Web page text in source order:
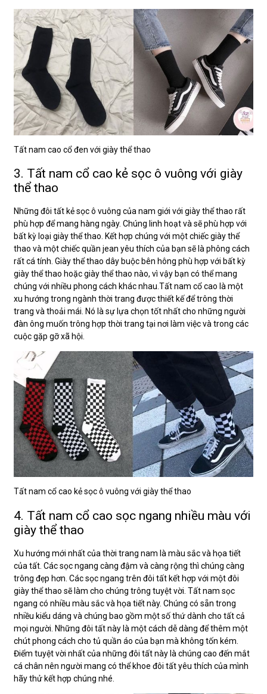
Tất nam cao cổ đen với giày thể thao
3. Tất nam cổ cao kẻ sọc ô vuông với giày
thể thao
Những đôi tất kẻ sọc ô vuông của nam giới với giày thể thao rất
phù hợp để mang hàng ngày. Chúng linh hoạt và sẽ phù hợp với
bất kỳ loại giày thể thao. Kết hợp chúng với một chiếc giày thể
thao và một chiếc quần jean yêu thích của bạn sẽ là phông cách
rất cá tính. Giày thể thao dây buộc bên hông phù hợp với bất kỳ
giày thể thao hoặc giày thể thao nào, vì vậy bạn có thể mang
chúng với nhiều phong cách khác nhau.Tất nam cổ cao là một
xu hướng trong ngành thời trang được thiết kế để trông thời
trang và thoải mái. Nó là sự lựa chọn tốt nhất cho những người
đàn ông muốn trông hợp thời trang tại nơi làm việc và trong các
cuộc gặp gỡ xã hội.
Tất nam cổ cao kẻ sọc ô vuông với giày thể thao
4. Tất nam cổ cao sọc ngang nhiều màu với
giày thể thao
Xu hướng mới nhất của thời trang nam là màu sắc và họa tiết
của tất. Các sọc ngang càng đậm và càng rộng thì chúng càng
trông đẹp hơn. Các sọc ngang trên đôi tất kết hợp với một đôi
giày thể thao sẽ làm cho chúng trông tuyệt vời. Tất nam sọc
ngang có nhiều màu sắc và họa tiết này. Chúng có sẵn trong
nhiều kiểu dáng và chúng bao gồm một số thứ dành cho tất cả
mọi người. Những đôi tất này là một cách dễ dàng để thêm một
chút phong cách cho tủ quần áo của bạn mà không tốn kém.
Điểm tuyệt vời nhất của những đôi tất này là chúng cao đến mắt
cá chân nên người mang có thể khoe đôi tất yêu thích của mình
hãy thử kết hợp chúng nhé.